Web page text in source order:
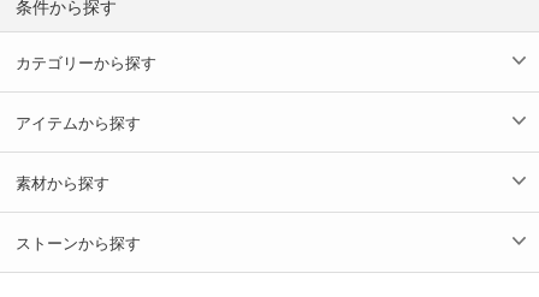
条件から探す
カテゴリーから探す
アイテムから探す
素材から探す
ストーンから探す